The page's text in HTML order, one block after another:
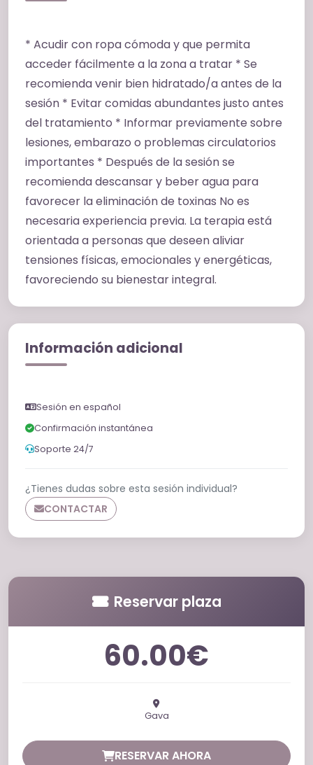
* Acudir con ropa cómoda y que permita
acceder fácilmente a la zona a tratar * Se
recomienda venir bien hidratado/a antes de la
sesión * Evitar comidas abundantes justo antes
del tratamiento * Informar previamente sobre
lesiones, embarazo o problemas circulatorios
importantes * Después de la sesión se
recomienda descansar y beber agua para
favorecer la eliminación de toxinas No es
necesaria experiencia previa. La terapia está
orientada a personas que deseen aliviar
tensiones físicas, emocionales y energéticas,
favoreciendo su bienestar integral.
Información adicional
Sesión en español
Confirmación instantánea
Soporte 24/7
¿Tienes dudas sobre esta sesión individual?
CONTACTAR
Reservar plaza
60.00€
Gava
RESERVAR AHORA